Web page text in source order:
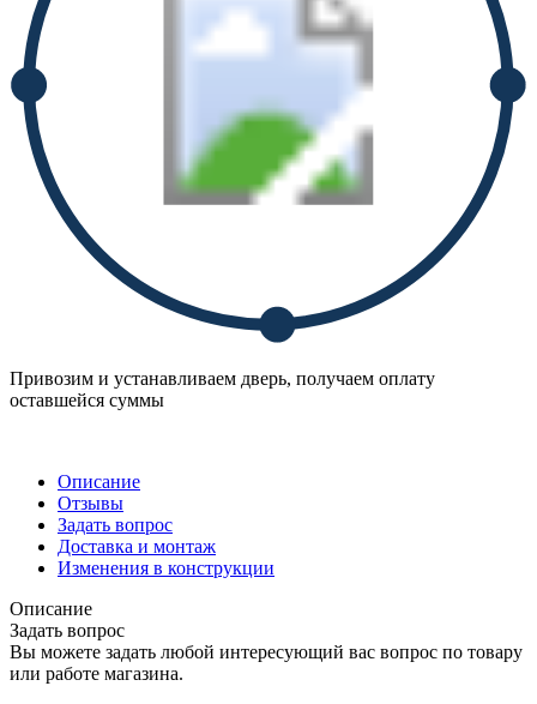
Привозим и устанавливаем дверь, получаем оплату
оставшейся суммы
Описание
Отзывы
Задать вопрос
Доставка и монтаж
Изменения в конструкции
Описание
Задать вопрос
Вы можете задать любой интересующий вас вопрос по товару
или работе магазина.